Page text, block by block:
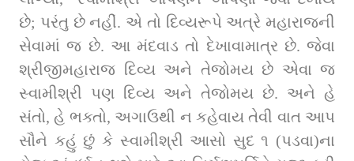
છે; પરંતુ છે નહીં. એ તો દિવ્યરૂપે અત્રે મહારાજની
સેવામાં જ છે. આ મંદવાડ તો દેખાવામાત્ર છે. જેવા
શ્રીજીમહારાજ દિવ્ય અને તેજોમય છે એવા જ
સ્વામીશ્રી પણ દિવ્ય અને તેજોમય છે. અને હે
સંતો, હે ભક્તો, અગાઉથી ન કહેવાય તેવી વાત આપ
સૌને કહું છું કે સ્વામીશ્રી આસો સુદ ૧ (પડવા)ના